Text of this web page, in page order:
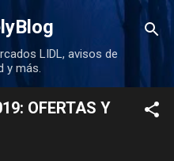
principal
LIDL, avisos de
y más.
OFERTAS Y